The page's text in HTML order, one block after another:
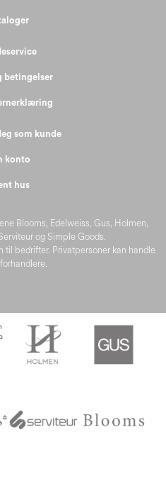
Blooms, Edelweiss, Gus, Holmen,
og Simple Goods.
til bedrifter. Privatpersoner kan handle
betingelser
som kunde
konto
hus